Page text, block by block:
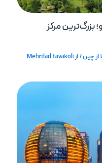
بزرگ‌ترین مرکز
از چین/ ازMehrdad.tavakoli